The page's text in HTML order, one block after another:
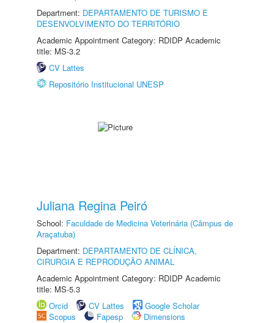
Department: DEPARTAMENTO DE TURISMO E
DESENVOLVIMENTO DO TERRITÓRIO
Academic Appointment Category: RDIDP Academic
title: MS-3.2
CV Lattes
Repositório Institucional UNESP
Juliana Regina Peiró
School: Faculdade de Medicina Veterinária (Câmpus de
Araçatuba)
Department: DEPARTAMENTO DE CLÍNICA,
CIRURGIA E REPRODUÇÃO ANIMAL
Academic Appointment Category: RDIDP Academic
title: MS-5.3
Orcid
CV Lattes
Google Scholar
Scopus
Fapesp
Dimensions